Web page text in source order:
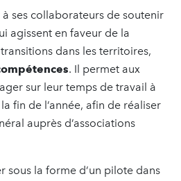
ses collaborateurs de soutenir
agissent en faveur de la
dans les territoires,
. Il permet aux
sur leur temps de travail à
la fin de l’année, afin de réaliser
auprès d’associations
sous la forme d’un pilote dans